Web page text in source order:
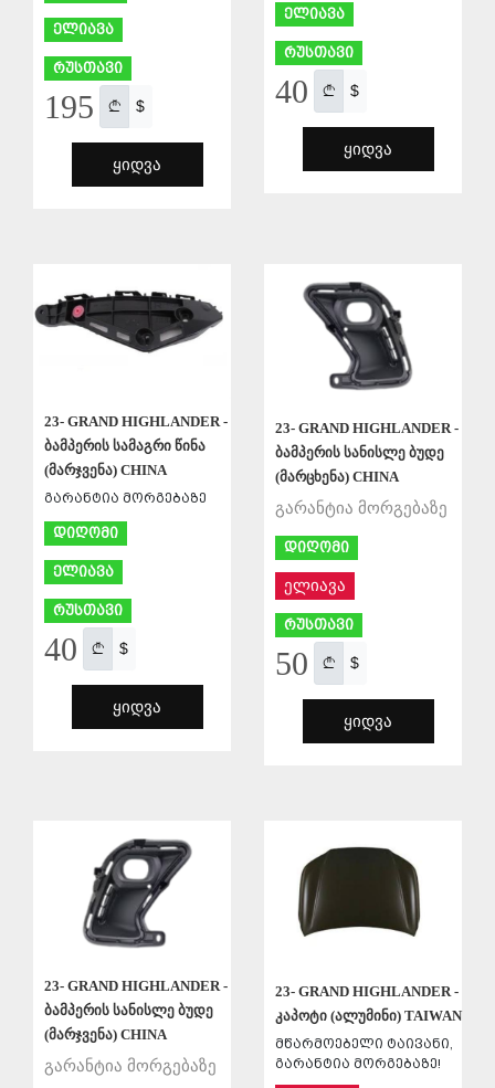
ელიავა
რუსთავი
195 $
ᲧᲘᲓᲕᲐ
ელიავა
რუსთავი
40 $
ᲧᲘᲓᲕᲐ
23- GRAND HIGHLANDER -
ბამპერის სამაგრი წინა
(მარჯვენა) CHINA
გარანტია მორგებაზე
დიღომი
ელიავა
რუსთავი
40 $
ᲧᲘᲓᲕᲐ
23- GRAND HIGHLANDER -
ბამპერის სანისლე ბუდე
(მარცხენა) CHINA
გარანტია მორგებაზე
დიღომი
ელიავა
რუსთავი
50 $
ᲧᲘᲓᲕᲐ
23- GRAND HIGHLANDER -
ბამპერის სანისლე ბუდე
(მარჯვენა) CHINA
გარანტია მორგებაზე
23- GRAND HIGHLANDER -
კაპოტი (ალუმინი) TAIWAN
მწარმოებელი ტაივანი,
გარანტია მორგებაზე!